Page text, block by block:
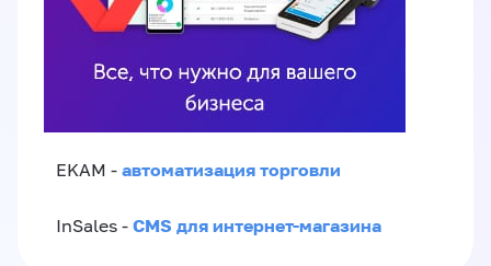
EKAM - автоматизация торговли
InSales - CMS для интернет-магазина